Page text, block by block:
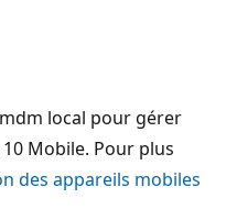
local pour gérer
Mobile. Pour plus
des appareils mobiles